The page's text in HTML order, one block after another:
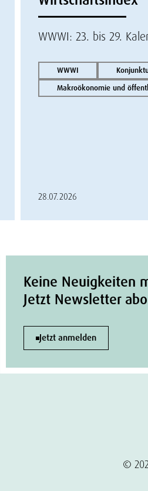
WWWI: 23. bis 29.
WWWI
Makroökonomie und
28.07.2026
Keine Neuigkeiten
Jetzt Newsletter
Jetzt anmelden
©